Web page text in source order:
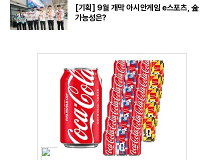
[기획] 9월 개막 아시안게임 e스포츠, 金
가능성은?